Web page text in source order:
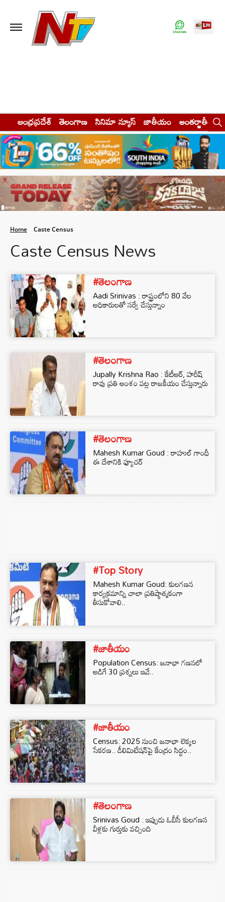
ఆంధ్రప్రదేశ్ తెలంగాణ సినిమా న్యూస్ జాతీయం అంతర్జాతీయం
Home Caste Census
Caste Census News
#తెలంగాణ
Aadi Srinivas : రాష్ట్రంలోని 80 వేల
అధికారులతో సర్వే చేస్తున్నాం
#తెలంగాణ
Jupally Krishna Rao : కేటీఆర్, హరీష్
రావు ప్రతి అంశం పట్ల రాజకీయం చేస్తున్నారు
#తెలంగాణ
Mahesh Kumar Goud : రాహుల్ గాంధీ
ఈ దేశానికి ఫ్యూచర్
#Top Story
Mahesh Kumar Goud: కులగణన
కార్యక్రమాన్ని చాలా ప్రతిష్ఠాత్మకంగా
తీసుకోవాలి..
#జాతీయం
Population Census: జనాభా గణనలో
అడిగే 30 ప్రశ్నలు ఇవే..
#జాతీయం
Census: 2025 నుంచి జనాభా లెక్కల
సేకరణ.. డీలిమిటేషన్‌పై కేంద్రం సిద్ధం..
#తెలంగాణ
Srinivas Goud : ఇప్పుడు ఓబీసీ కులగణన
వీళ్లకు గుర్తుకు వచ్చింది